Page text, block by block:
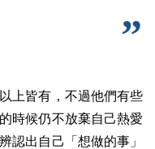
上皆有，不過他們有些
時候仍不放棄自己熱愛
認出自己「想做的事」